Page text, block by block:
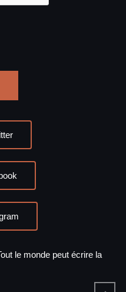
le monde peut écrire la